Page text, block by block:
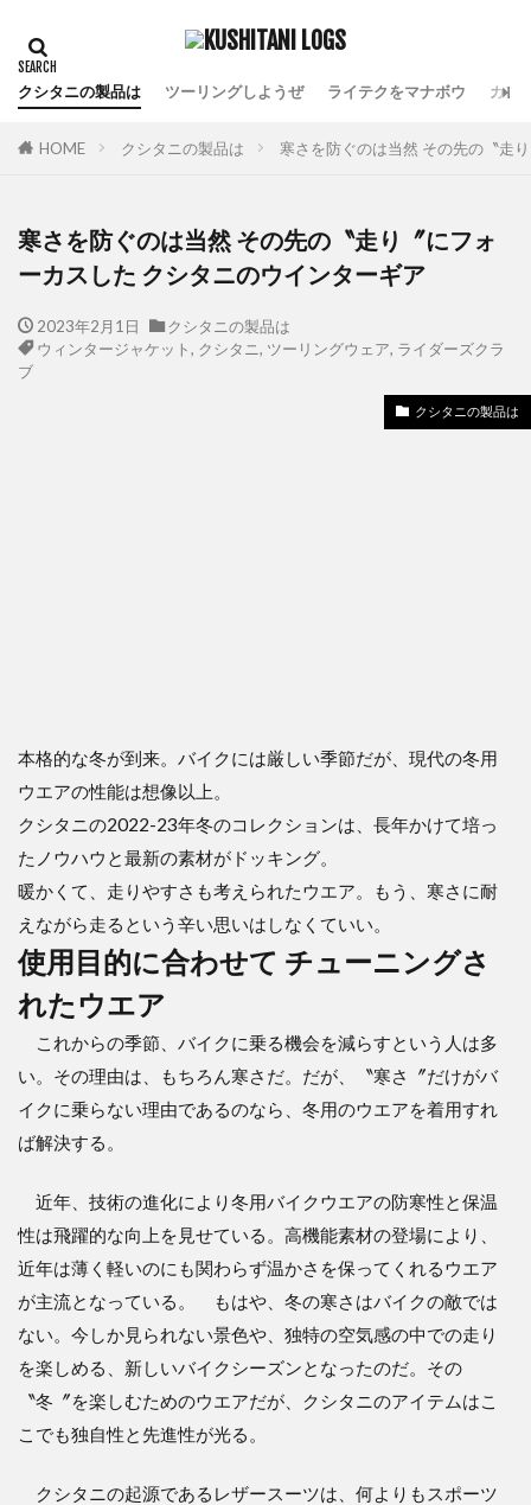
クシタニの製品は ツーリングしようぜ ライテクをマナボウ カフ
HOME クシタニの製品は 寒さを防ぐのは当然 その先の〝走
寒さを防ぐのは当然 その先の〝走り〞にフォ
ーカスした クシタニのウインターギア
2023年2月1日
クシタニの製品は
ウィンタージャケット, クシタニ, ツーリングウェア, ライダーズクラ
ブ
クシタニの製品は
本格的な冬が到来。バイクには厳しい季節だが、現代の冬用
ウエアの性能は想像以上。
クシタニの2022-23年冬のコレクションは、長年かけて培っ
たノウハウと最新の素材がドッキング。
暖かくて、走りやすさも考えられたウエア。もう、寒さに耐
えながら走るという辛い思いはしなくていい。
使用目的に合わせて チューニングさ
れたウエア
これからの季節、バイクに乗る機会を減らすという人は多
い。その理由は、もちろん寒さだ。だが、〝寒さ〞だけがバ
イクに乗らない理由であるのなら、冬用のウエアを着用すれ
ば解決する。
近年、技術の進化により冬用バイクウエアの防寒性と保温
性は飛躍的な向上を見せている。高機能素材の登場により、
近年は薄く軽いのにも関わらず温かさを保ってくれるウエア
が主流となっている。 もはや、冬の寒さはバイクの敵では
ない。今しか見られない景色や、独特の空気感の中での走り
を楽しめる、新しいバイクシーズンとなったのだ。その
〝冬〞を楽しむためのウエアだが、クシタニのアイテムはこ
こでも独自性と先進性が光る。
クシタニの起源であるレザースーツは、何よりもスポーツ